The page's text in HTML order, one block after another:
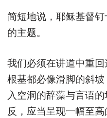
简短地说，耶稣基督
的主题。
我们必须在讲道中重
根基都必像滑脚的斜
入空洞的辞藻与言语
反，应当呈现一幅至